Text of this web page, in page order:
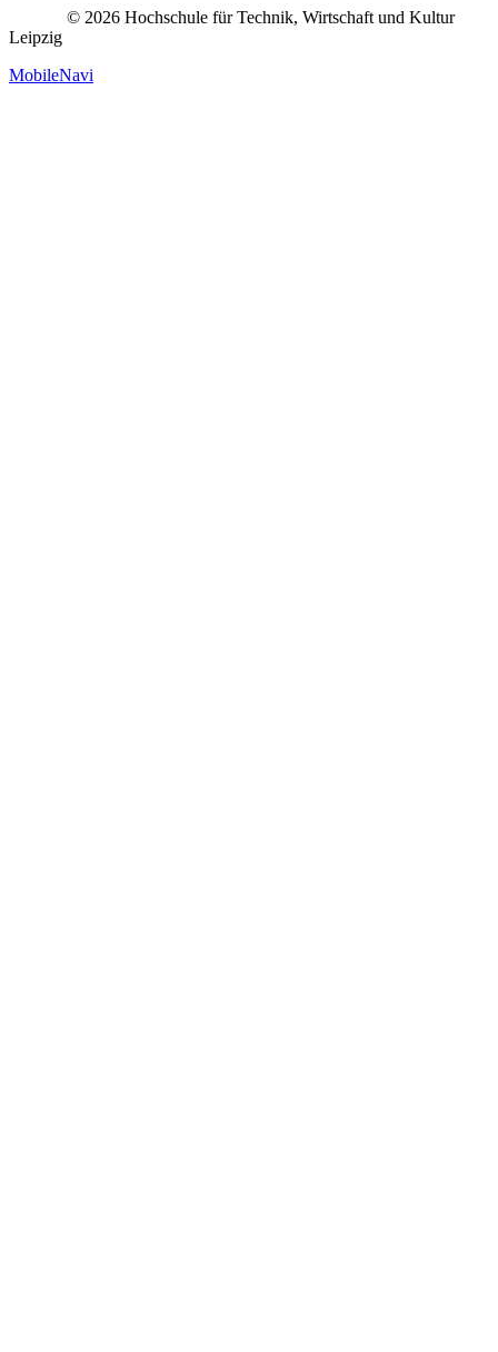
© 2026 Hochschule für Technik, Wirtschaft und Kultur
Leipzig
MobileNavi